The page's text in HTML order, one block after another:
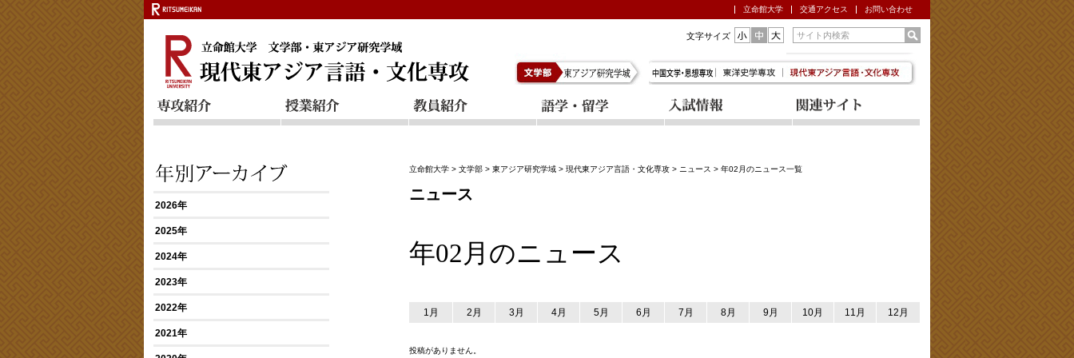
立命館大学 交通アクセス お問い合わせ
文字サイズ
立命館大学 > 文学部 > 東アジア研究学域 > 現代東アジア言語・文化専攻 > ニュース > 年02月のニュース一覧
ニュース
年02月のニュース
1月 2月 3月 4月 5月 6月 7月 8月 9月 10月 11月 12月
投稿がありません。
2026年
2025年
2024年
2023年
2022年
2021年